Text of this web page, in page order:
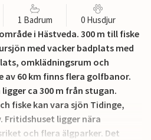
1 Badrum 0 Husdjur
i Hästveda. 300 m till fiske
med vacker badplats med
omklädningsrum och
av 60 km finns flera golfbanor.
ca 300 m från stugan.
fiske kan vara sjön Tidinge,
Fritidshuset ligger nära
och flera älgparker. Det